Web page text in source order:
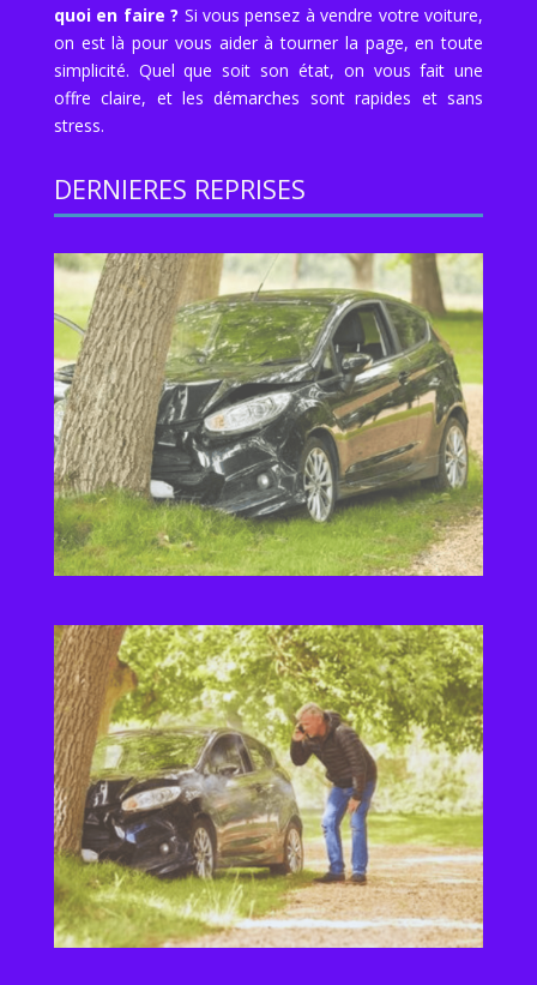
quoi en faire ? Si vous pensez à vendre votre voiture,
on est là pour vous aider à tourner la page, en toute
simplicité. Quel que soit son état, on vous fait une
offre claire, et les démarches sont rapides et sans
stress.
DERNIERES REPRISES